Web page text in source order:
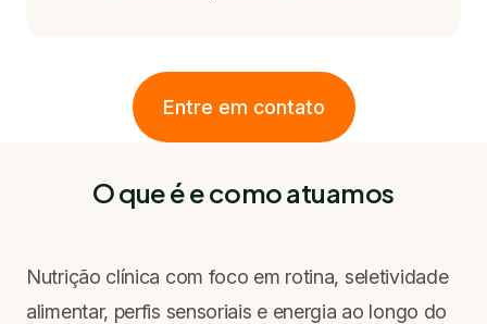
Entre em contato
O que é e como atuamos
Nutrição clínica com foco em rotina, seletividade
alimentar, perfis sensoriais e energia ao longo do